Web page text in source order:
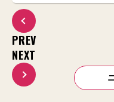
PREV
NEXT